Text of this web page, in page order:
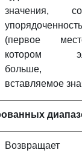
значения,
упорядоченность
(первое
котором
больше,
вставляемое
Возвращает